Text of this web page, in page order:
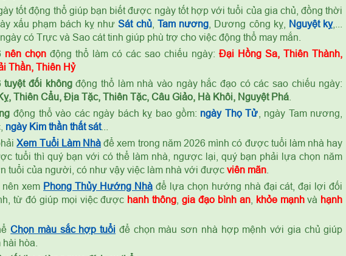
tốt động thổ giúp bạn biết được ngày tốt hợp với tuổi của gia chủ, đồng thời
xấu phạm bách kỵ nhưSát chủ, Tam nương , Dương công kỵ, Nguyệt kỵ,...
có Trực và Sao cát tinh giúp phù trợ cho việc động thổ may mắn.
nên chọn động thổ làm có các sao chiếu ngày:Đại Hồng Sa, Thiên Thành,
Thần, Thiên Hỷ
tuyệt đối khôngđộng thổ làm nhà vào ngày hắc đạo có các sao chiếu ngày:
Thiên Cẩu, Địa Tặc, Thiên Tặc, Câu Giảo, Hà Khôi, Nguyệt Phá.
động thổ vào các ngày bách kỵ bao gồm: ngày Thọ Tử , ngày Tam nương,
ngày Kim thần thất sát...
Xem Tuổi Làm Nhà để xem trong năm 2026 mình có được tuổi làm nhà hay
tuổi thì quý bạn với có thể làm nhà, ngược lại, quý bạn phải lựa chọn năm
tuổi của người, có như vậy việc làm nhà với được viên mãn.
xem Phong Thủy Hướng Nhàđể lựa chọn hướng nhà đại cát, đại lợi đối
từ đó giúp mọi việc được hanh thông ,gia đạo bình an, khỏe mạnhvà hạnh
Chọn màu sắc hợp tuổi để chọn màu sơn nhà hợp mệnh với gia chủ giúp
hòa.